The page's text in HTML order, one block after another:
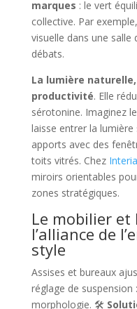
marques : le vert
collective. Par
visuelle dans une
débats.
La lumière
productivité. Elle
sérotonine. Imaginez
laisse entrer la
apports avec des
toits vitrés. Chez
miroirs orientables
zones stratégiques.
Le mobilier
l’alliance de
style
Assises et bureaux
réglage de
morphologie. 🛠️